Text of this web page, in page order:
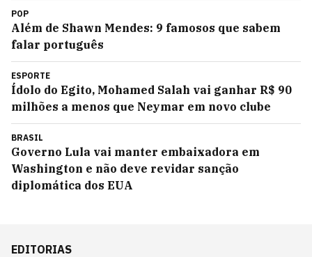
POP
Além de Shawn Mendes: 9 famosos que sabem
falar português
ESPORTE
Ídolo do Egito, Mohamed Salah vai ganhar R$ 90
milhões a menos que Neymar em novo clube
BRASIL
Governo Lula vai manter embaixadora em
Washington e não deve revidar sanção
diplomática dos EUA
EDITORIAS